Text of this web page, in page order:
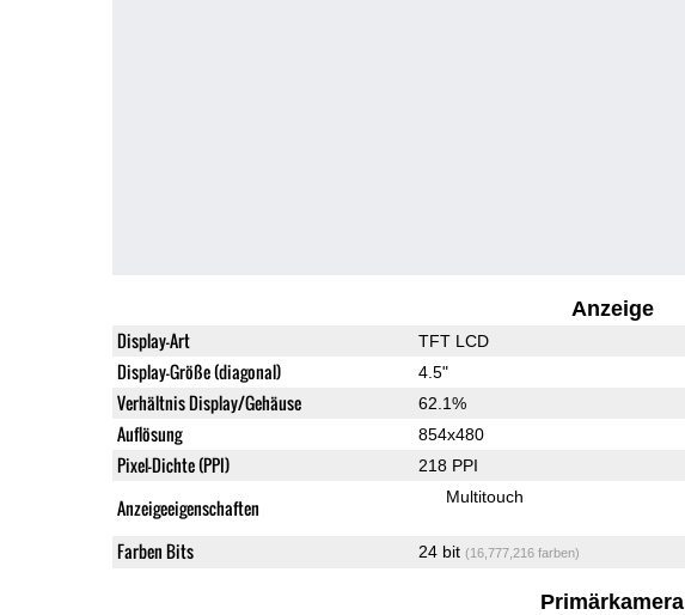
Anzeige
Display-Art TFT LCD
Display-Größe (diagonal) 4.5"
Verhältnis Display/Gehäuse 62.1%
Auflösung 854x480
Pixel-Dichte (PPI) 218 PPI
Anzeigeeigenschaften Multitouch
Farben Bits 24 bit (16,777,216 farben)
Primärkamera